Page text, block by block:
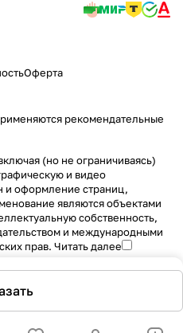
Оферта
рекомендательные
(но не ограничиваясь)
и видео
и оформление страниц,
являются объектами
собственность,
и международными
прав. Читать далее